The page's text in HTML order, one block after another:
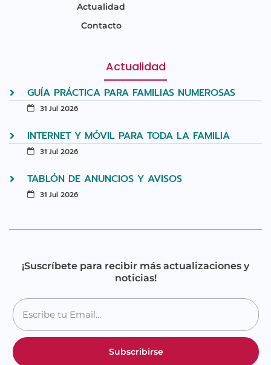
Actualidad
Contacto
Actualidad
GUÍA PRÁCTICA PARA FAMILIAS NUMEROSAS
31 Jul 2026
INTERNET Y MÓVIL PARA TODA LA FAMILIA
31 Jul 2026
TABLÓN DE ANUNCIOS Y AVISOS
31 Jul 2026
¡Suscríbete para recibir más actualizaciones y
noticias!
Subscribirse